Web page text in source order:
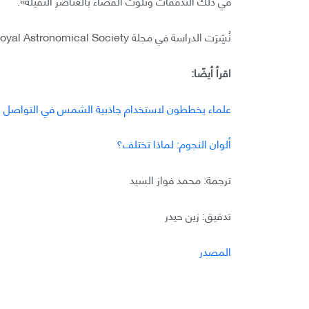
نُشِرَت الدراسة في مجلة Monthly Notices of the Royal Astronomical Society.
اقرأ أيضًا:
علماء يخططون لاستخدام جاذبية الشمس في التواصل
ألوان النجوم: لماذا تختلف؟
ترجمة: محمد فواز السيد
تدقيق: زين حيدر
المصدر